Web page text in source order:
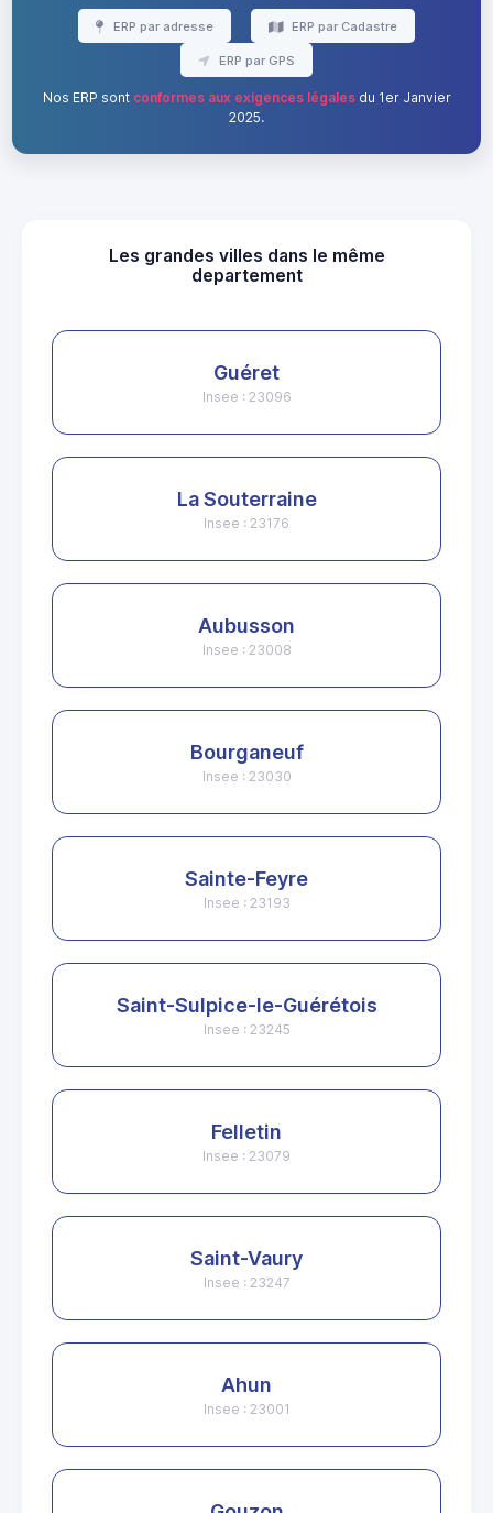
ERP par adresse ERP par Cadastre
ERP par GPS
Nos ERP sont conformes aux exigences légalesdu 1er Janvier
2025.
Les grandes villes dans le même
departement
Guéret
Insee : 23096
La Souterraine
Insee : 23176
Aubusson
Insee : 23008
Bourganeuf
Insee : 23030
Sainte-Feyre
Insee : 23193
Saint-Sulpice-le-Guérétois
Insee : 23245
Felletin
Insee : 23079
Saint-Vaury
Insee : 23247
Ahun
Insee : 23001